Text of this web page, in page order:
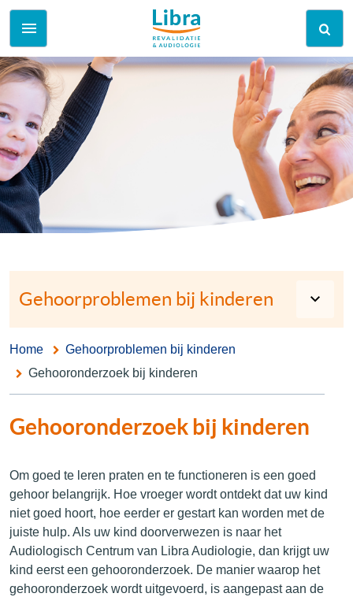
Gehoorproblemen bij kinderen
Home
Gehoorproblemen bij kinderen
Gehooronderzoek bij kinderen
Gehooronderzoek bij kinderen
Om goed te leren praten en te functioneren is een goed
gehoor belangrijk. Hoe vroeger wordt ontdekt dat uw kind
niet goed hoort, hoe eerder er gestart kan worden met de
juiste hulp. Als uw kind doorverwezen is naar het
Audiologisch Centrum van Libra Audiologie, dan krijgt uw
kind eerst een gehooronderzoek. De manier waarop het
gehooronderzoek wordt uitgevoerd, is aangepast aan de